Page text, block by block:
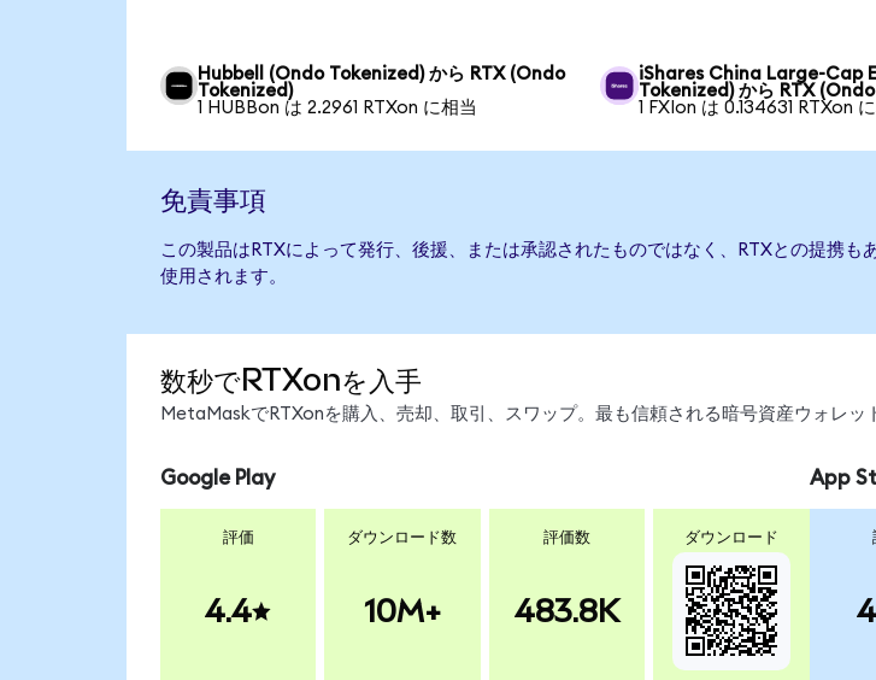
Hubbell (Ondo Tokenized) から RTX (Ondo
Tokenized)
1 HUBBon は 2.2961 RTXon に相当
iShares China Large-Cap
Tokenized) から RTX
1 FXIon は 0.134631 RTXon
免責事項
この製品はRTXによって発行、後援、または承認されたものではなく、RTXとの提携
使用されます。
数秒でRTXonを入手
MetaMaskでRTXonを購入、売却、取引、スワップ。最も信頼される暗号資産ウォレッ
Google Play
評価
4.4
ダウンロード数
10M+
評価数
483.8K
ダウンロード
App